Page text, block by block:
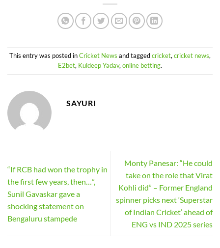
This entry was posted inCricket News and taggedcricket,cricket news,
E2bet, Kuldeep Yadav,online betting.
SAYURI
“If RCB had won the trophy in
the first few years, then…”,
Sunil Gavaskar gave a
shocking statement on
Bengaluru stampede
Monty Panesar: “He could
take on the role that Virat
Kohli did” – Former England
spinner picks next ‘Superstar
of Indian Cricket’ ahead of
ENG vs IND 2025 series